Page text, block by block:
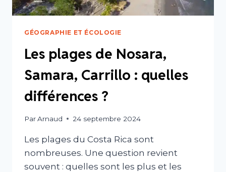
GÉOGRAPHIE ET ÉCOLOGIE
Les plages de Nosara,
Samara, Carrillo : quelles
différences ?
ParArnaud 24 septembre 2024
Les plages du Costa Rica sont
nombreuses. Une question revient
souvent : quelles sont les plus et les